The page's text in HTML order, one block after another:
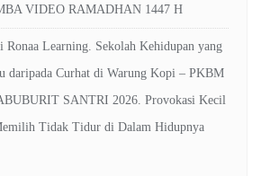
VIDEO RAMADHAN 1447 H
Ronaa Learning. Sekolah Kehidupan yang
daripada Curhat di Warung Kopi – PKBM
SANTRI 2026. Provokasi Kecil
Tidak Tidur di Dalam Hidupnya